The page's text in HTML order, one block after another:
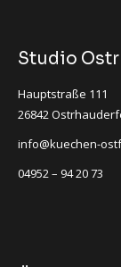
Studio
Hauptstraße 111
26842
info@kuechen-
04952 – 94 20 73